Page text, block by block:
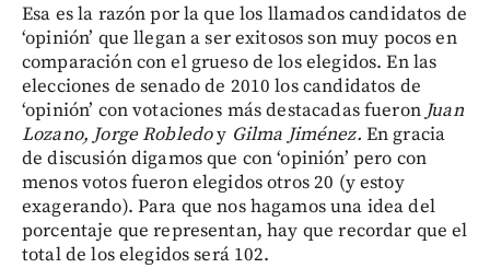
Esa es la razón por la que los llamados candidatos de
‘opinión’ que llegan a ser exitosos son muy pocos en
comparación con el grueso de los elegidos. En las
elecciones de senado de 2010 los candidatos de
‘opinión’ con votaciones más destacadas fueron Juan
Lozano, Jorge Robledoy Gilma Jiménez. En gracia
de discusión digamos que con ‘opinión’ pero con
menos votos fueron elegidos otros 20 (y estoy
exagerando). Para que nos hagamos una idea del
porcentaje que representan, hay que recordar que el
total de los elegidos será 102.